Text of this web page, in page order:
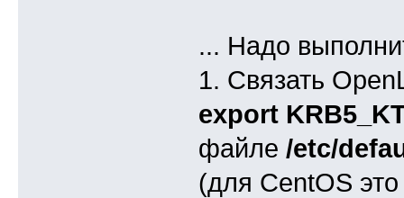
... Надо
1. Связать
export
файле /etc/
(для CentOS